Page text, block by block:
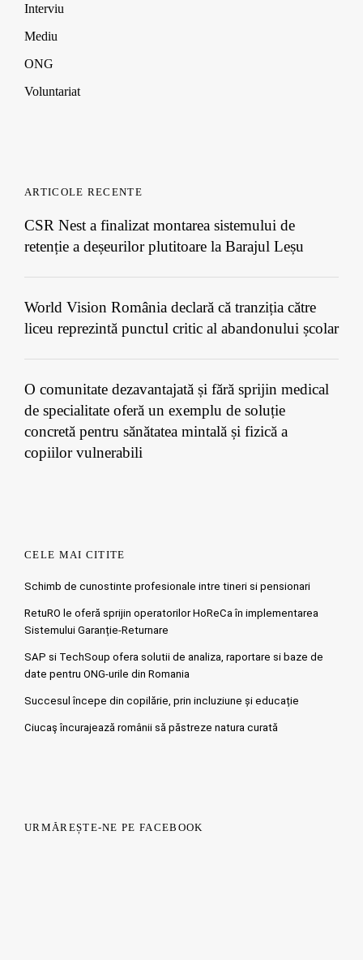
Interviu
Mediu
ONG
Voluntariat
ARTICOLE RECENTE
CSR Nest a finalizat montarea sistemului de
retenție a deșeurilor plutitoare la Barajul Leșu
World Vision România declară că tranziția către
liceu reprezintă punctul critic al abandonului școlar
O comunitate dezavantajată și fără sprijin medical
de specialitate oferă un exemplu de soluție
concretă pentru sănătatea mintală și fizică a
copiilor vulnerabili
CELE MAI CITITE
Schimb de cunostinte profesionale intre tineri si pensionari
RetuRO le oferă sprijin operatorilor HoReCa în implementarea
Sistemului Garanție-Returnare
SAP si TechSoup ofera solutii de analiza, raportare si baze de
date pentru ONG-urile din Romania
Succesul începe din copilărie, prin incluziune și educație
Ciucaş încurajează românii să păstreze natura curată
URMĂREȘTE-NE PE FACEBOOK